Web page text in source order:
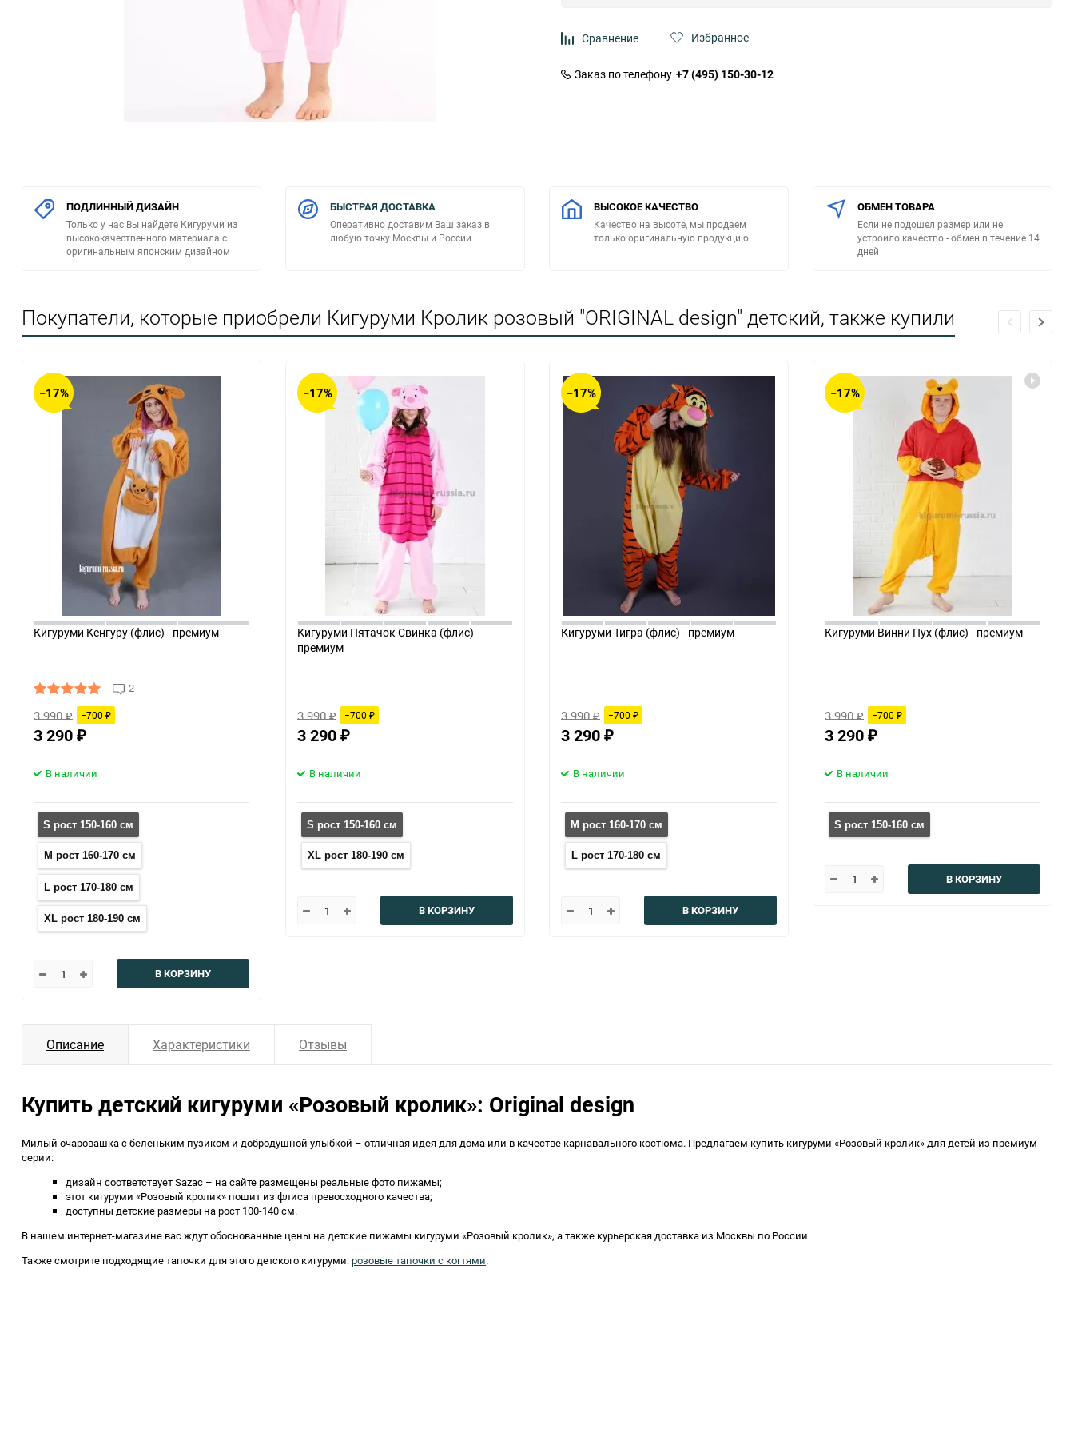
Сравнение Избранное
Заказ по телефону +7 (495) 150-30-12
ПОДЛИННЫЙ ДИЗАЙН
Только у нас Вы найдете Кигуруми из
высококачественного материала с
оригинальным японским дизайном
БЫСТРАЯ ДОСТАВКА
Оперативно доставим Ваш заказ в
любую точку Москвы и России
ВЫСОКОЕ КАЧЕСТВО
Качество на высоте, мы продаем
только оригинальную продукцию
ОБМЕН ТОВАРА
Если не подошел размер или не
устроило качество - обмен в течение 14
дней
Покупатели, которые приобрели Кигуруми Кролик розовый "ORIGINAL design" детский, также купили
−17%
Кигуруми Кенгуру (флис) - премиум
2
3 990₽ −700 ₽
3 290 ₽
В наличии
S рост 150-160 см
M рост 160-170 см
L рост 170-180 см
XL рост 180-190 см
В КОРЗИНУ
−17%
Кигуруми Пятачок Свинка (флис) -
премиум
3 990₽ −700 ₽
3 290 ₽
В наличии
S рост 150-160 см
XL рост 180-190 см
В КОРЗИНУ
−17%
Кигуруми Тигра (флис) - премиум
3 990₽ −700 ₽
3 290 ₽
В наличии
M рост 160-170 см
L рост 170-180 см
В КОРЗИНУ
−17%
Кигуруми Винни Пух (флис) - премиум
3 990₽ −700 ₽
3 290 ₽
В наличии
S рост 150-160 см
В КОРЗИНУ
Описание Характеристики Отзывы
Купить детский кигуруми «Розовый кролик»: Original design
Милый очаровашка с беленьким пузиком и добродушной улыбкой – отличная идея для дома или в качестве карнавального костюма. Предлагаем купить кигуруми «Розовый кролик» для детей из премиум
серии:
дизайн соответствует Sazac – на сайте размещены реальные фото пижамы;
этот кигуруми «Розовый кролик» пошит из флиса превосходного качества;
доступны детские размеры на рост 100-140 см.
В нашем интернет-магазине вас ждут обоснованные цены на детские пижамы кигуруми «Розовый кролик», а также курьерская доставка из Москвы по России.
Также смотрите подходящие тапочки для этого детского кигуруми:розовые тапочки с когтями.